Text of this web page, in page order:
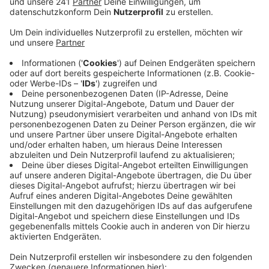
Veröffentlicht:Mittwoch, 22.06.2022 16:42
Anzeige
In Gütersloh ist Anfang Juni ein Mann auf den Anruf
eines angeblichen Bankmitarbeiters reingefallen. Der
hat sich damit Zugriff auf das Online-Banking-Portal
des Mannes verschafft. Die anschließenden Einkäufe
in verschiedenen Geschäften hatten eine Gesamthöhe
im mittleren fünfstelligen Bereich. Auch in Köln,
Düsseldorf, Siegburg und anderen Städten waren die
Täter mit dem Geld des Geschädigten unterwegs –
die Polizei geht von Bandenbetrug aus. Unter anderem
an einer Tankstelle in Leverkusen wurden die Täter mit
einer Überwachungskamera aufgenommen. Die Bilder
über Hinweise.